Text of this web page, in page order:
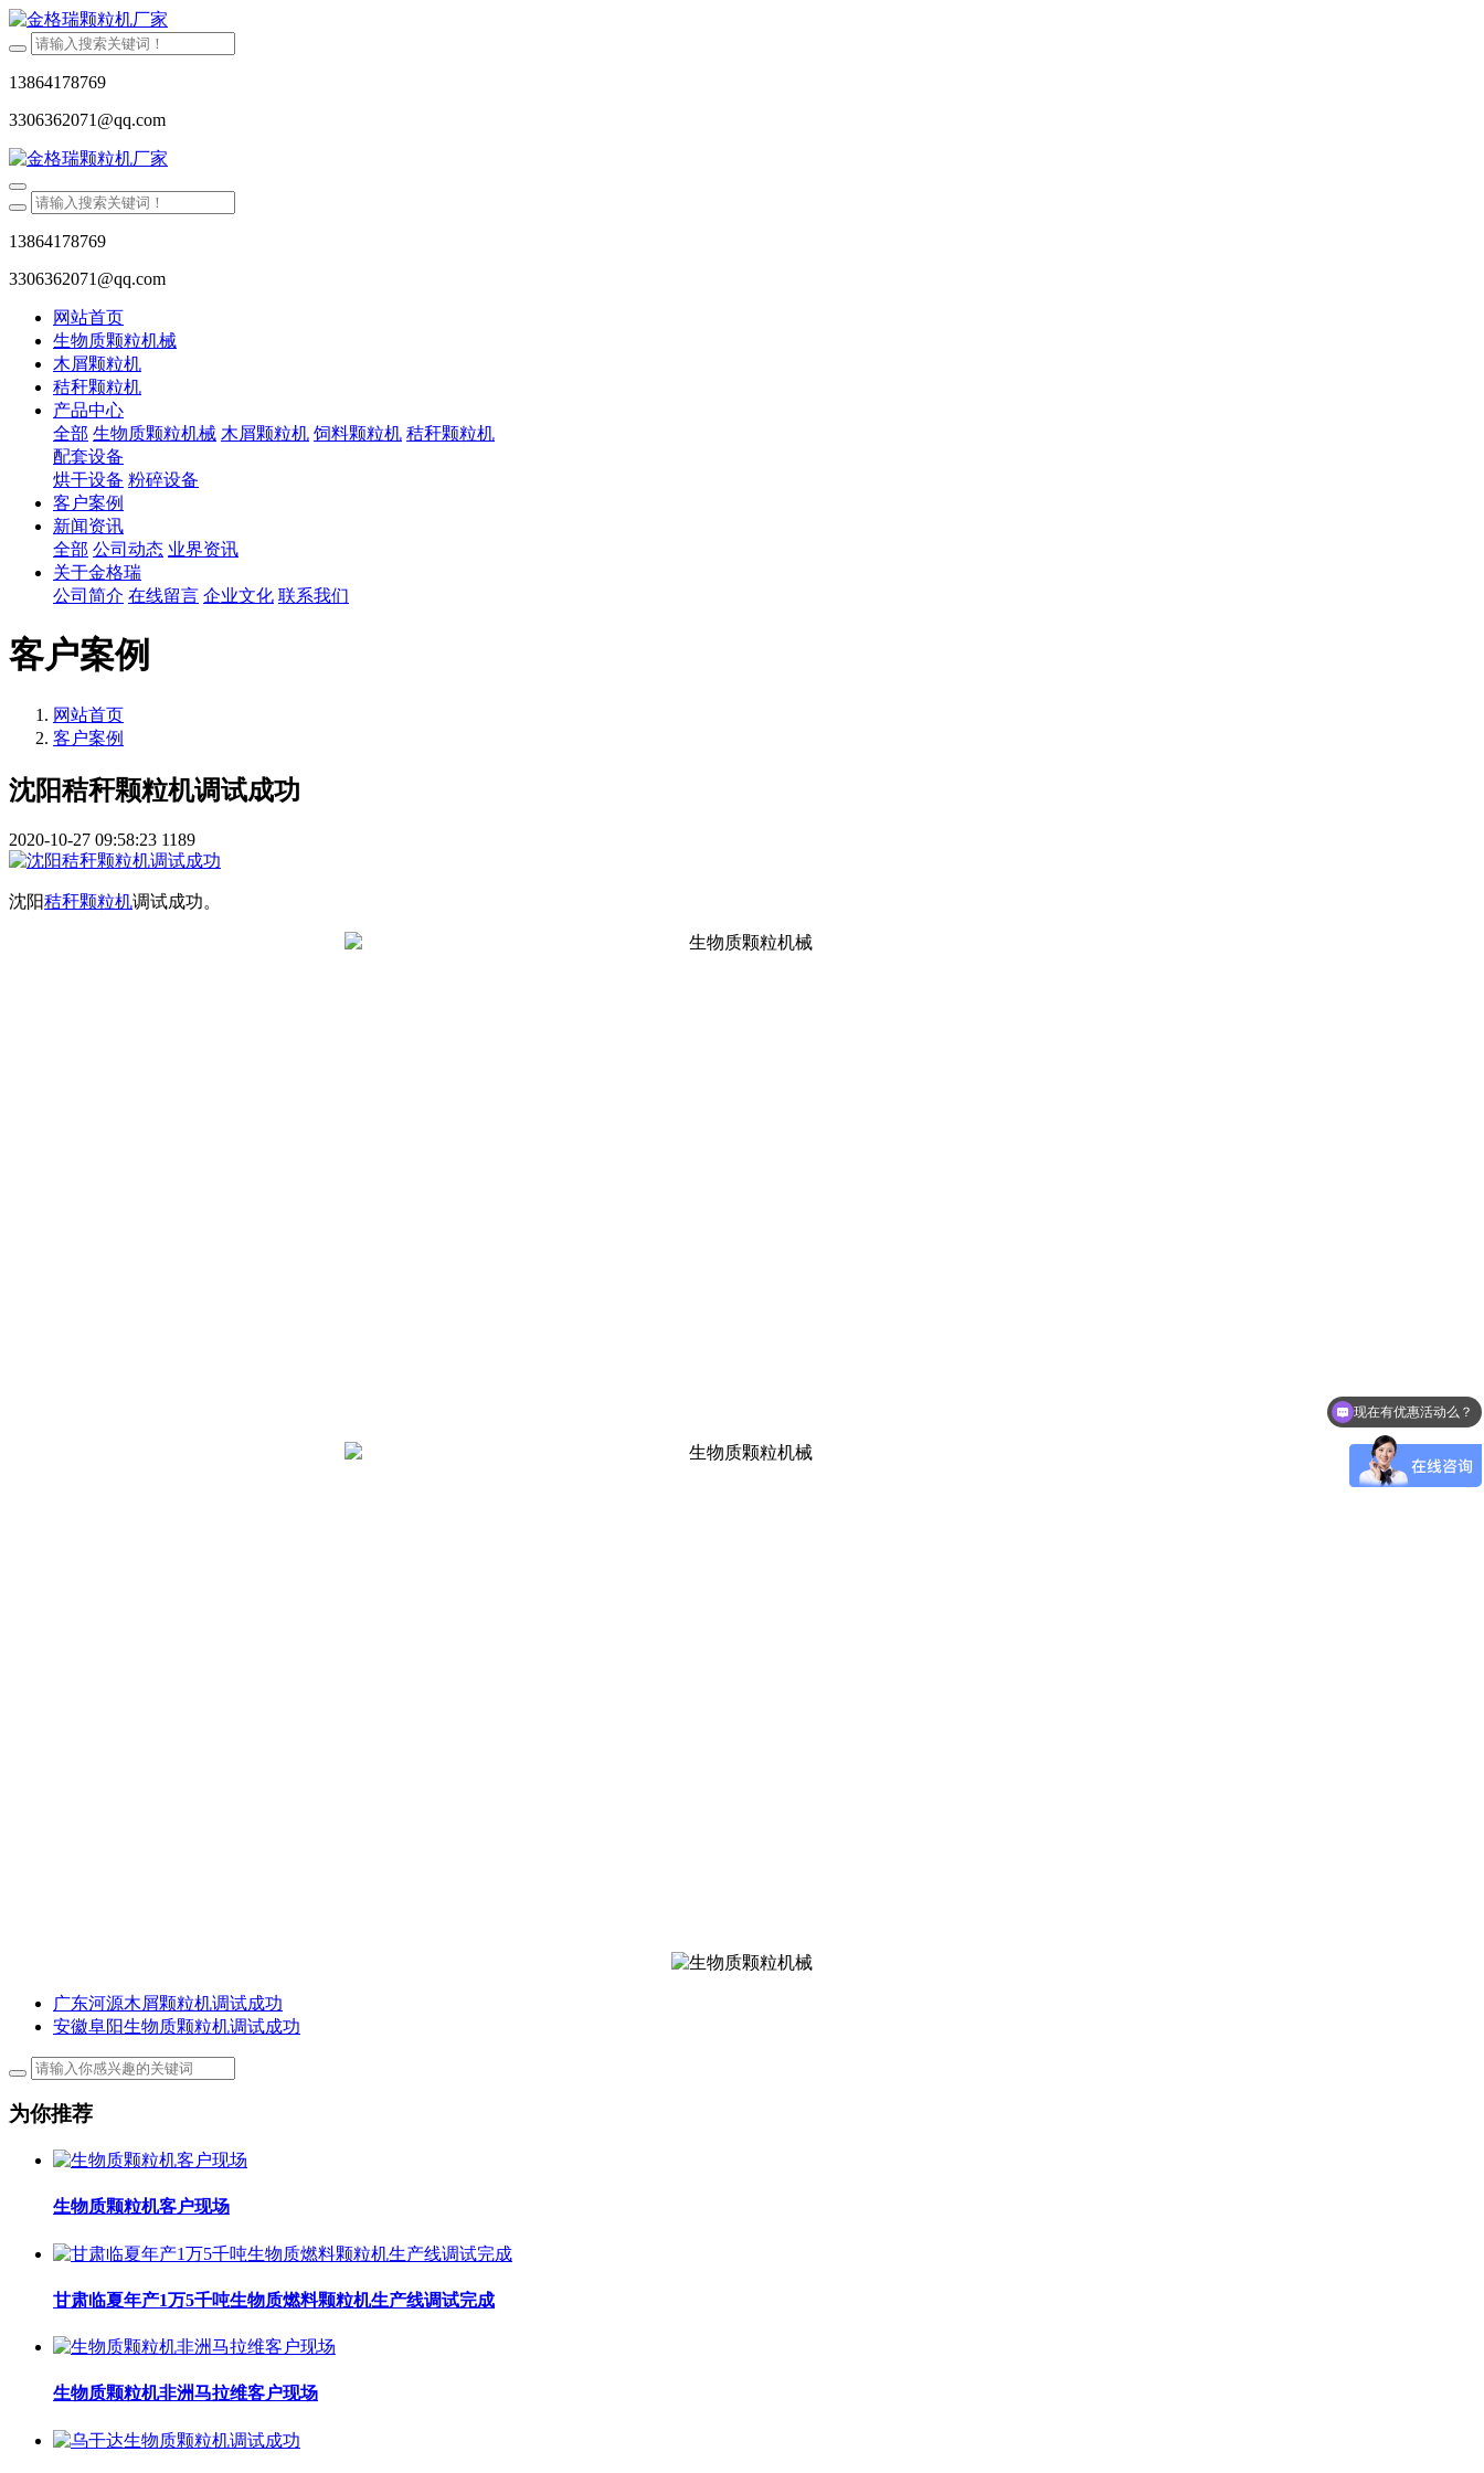
13864178769
3306362071@qq.com
13864178769
3306362071@qq.com
网站首页
生物质颗粒机械
木屑颗粒机
秸秆颗粒机
产品中心
全部 生物质颗粒机械 木屑颗粒机 饲料颗粒机 秸秆颗粒机
配套设备
烘干设备 粉碎设备
客户案例
新闻资讯
全部 公司动态 业界资讯
关于金格瑞
公司简介 在线留言 企业文化 联系我们
客户案例
网站首页
客户案例
沈阳秸秆颗粒机调试成功
2020-10-27 09:58:23 1189
沈阳秸秆颗粒机调试成功。
广东河源木屑颗粒机调试成功
安徽阜阳生物质颗粒机调试成功
为你推荐
生物质颗粒机客户现场
甘肃临夏年产1万5千吨生物质燃料颗粒机生产线调试完成
生物质颗粒机非洲马拉维客户现场
可以介绍下你们的产品么？